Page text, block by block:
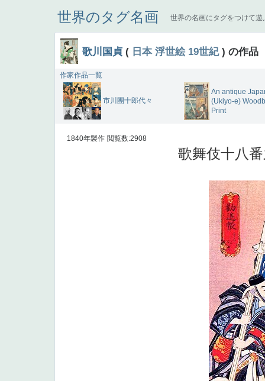
世界のタグ名画 世界の名画にタグをつけて遊
歌川国貞 ( 日本 浮世絵 19世紀) の作品
作家作品一覧
市川團十郎代々
An antique
(Ukiyo-e)
Print
1840年製作 閲覧数:2908
歌舞伎十八